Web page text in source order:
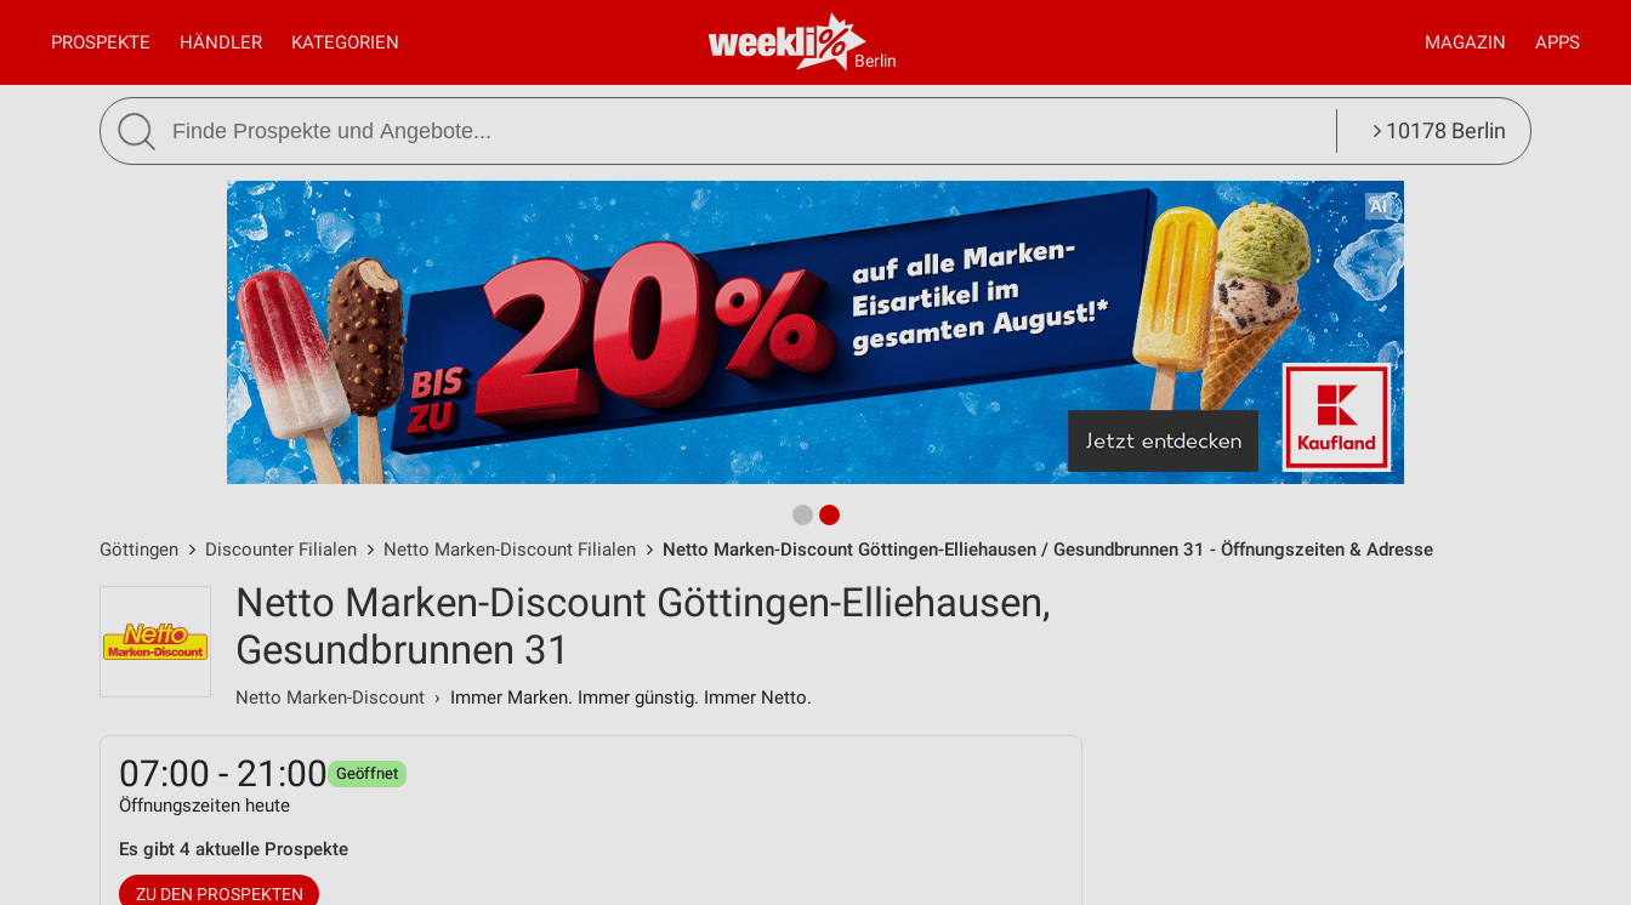
Berlin
PROSPEKTE HÄNDLER KATEGORIEN MAGAZIN APPS
10178 Berlin
Göttingen Discounter Filialen Netto Marken-Discount Filialen Netto Marken-Discount Göttingen-Elliehausen / Gesundbrunnen 31 - Öffnungszeiten & Adresse
Netto Marken-Discount Göttingen-Elliehausen,
Gesundbrunnen 31
Netto Marken-Discount › Immer Marken. Immer günstig. Immer Netto.
07:00 - 21:00 Geöffnet
Öffnungszeiten heute
Es gibt 4 aktuelle Prospekte
ZU DEN PROSPEKTEN